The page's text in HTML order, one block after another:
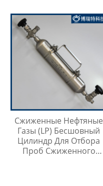
Сжиженные Нефтяные
Газы (LP) Бесшовный
Цилиндр Для Отбора
Проб Сжиженного